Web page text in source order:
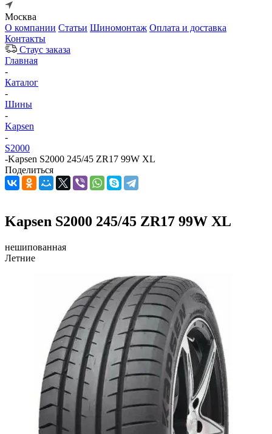
Москва
О компании Статьи Шиномонтаж Оплата и доставка
Контакты
Стаус заказа
Главная
-
Каталог
-
Шины
-
Kapsen
-
S2000
-Kapsen S2000 245/45 ZR17 99W XL
Поделиться
Kapsen S2000 245/45 ZR17 99W XL
нешипованная
Летние